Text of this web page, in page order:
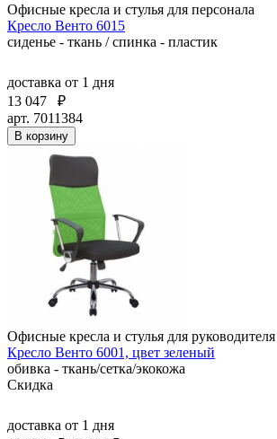
Офисные кресла и стулья для персонала
Кресло Венто 6015
сиденье - ткань / спинка - пластик
доставка от 1 дня
13 047
₽
арт. 7011384
В корзину
Офисные кресла и стулья для руководителя
Кресло Венто 6001, цвет зеленый
обивка - ткань/сетка/экокожа
Скидка
доставка от 1 дня